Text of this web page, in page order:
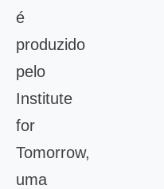
é
produzido
pelo
Institute
for
Tomorrow,
uma